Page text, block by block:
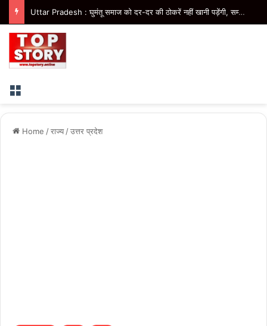
Uttar Pradesh : घुमंतू समाज को दर-दर की ठोकरें नहीं खानी पड़ेंगी, सम्मान के साथ मिलेगा विकास का अवसर- मुख्यमंत्री
Menu
Home /राज्य /उत्तर प्रदेश